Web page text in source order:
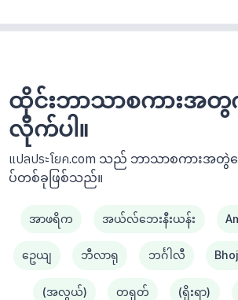
ထိုင်းဘာသာစကားအတွက်
လိုက်ပါ။
แปลประโยค.com သည် ဘာသာစကားအတွဲ
ပ်တစ်ခုဖြစ်သည်။
အာဖရိက အယ်လ်ဘေးနီးယန်း
ဥေယျ ဘီလာရု ဘင်္ဂါလီ
(အလွယ်) တရုတ် (ရိုးရာ)